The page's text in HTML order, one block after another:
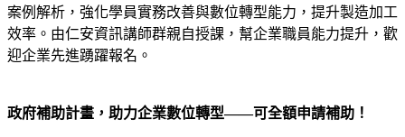
案例解析，強化學員實務改善與數位轉型能力，提升製造加工
效率。由仁安資訊講師群親自授課，幫企業職員能力提升，歡
迎企業先進踴躍報名。
政府補助計畫，助力企業數位轉型——可全額申請補助！